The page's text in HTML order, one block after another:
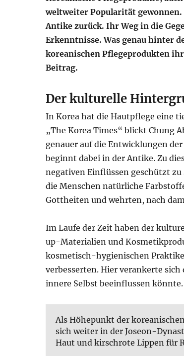
weltweiter Popularität gewonnen.
Antike zurück. Ihr Weg in die
Erkenntnisse. Was genau hinter
koreanischen Pflegeprodukten
Beitrag.
Der kulturelle
In Korea hat die Hautpflege eine
„The Korea Times“ blickt Chung
genauer auf die Entwicklungen
beginnt dabei in der Antike. Zu
negativen Einflüssen geschützt
die Menschen natürliche
Gottheiten und wehrten, nach
Im Laufe der Zeit haben der
up-Materialien und
kosmetisch-hygienischen
verbesserten. Hier verankerte sich
innere Selbst beeinflussen könnte.
Als Höhepunkt der
sich weiter in der Joseon-
Haut und kirschrote Lippen für